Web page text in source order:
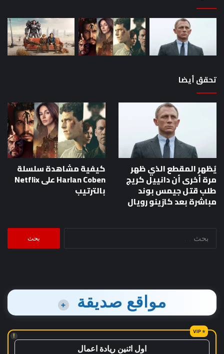
مباشرة
بعد
تحقق أيضا
يُظهر المقطع الذي ظهر
مرة أخرى أن دانييل كريج
طلب قتل جيمس بوند
مباشرة بعد كازينو رويال
كيفية مشاهدة سلسلة
Harlan Coben على Netflix
بالترتيب
مواقع صديقة +
!
اول اثنين ريادة اعمال